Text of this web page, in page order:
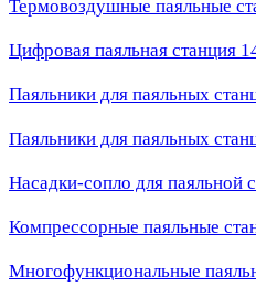
Термовоздушные паяльные
Цифровая паяльная станция
Паяльники для паяльных
Паяльники для паяльных
Насадки-сопло для паяльной
Компрессорные паяльные
Многофункциональные